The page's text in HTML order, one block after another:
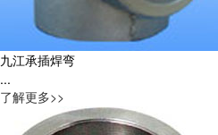
九江承插焊弯
...
了解更多>>